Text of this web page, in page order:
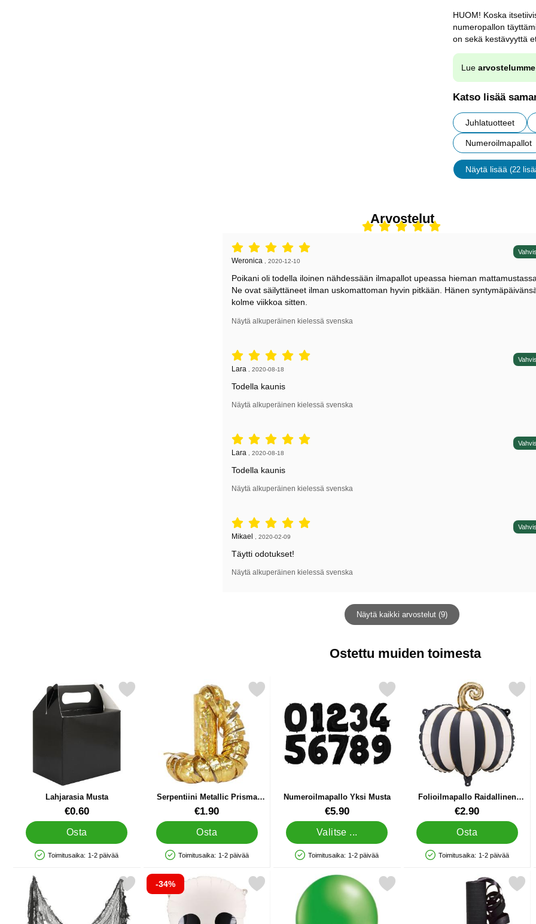
HUOM! Koska
numeropallon
on sekä kestävyyttä
Lue arvostelumme
Katso lisää
Juhlatuotteet
Numeroilmapallot
Näytä lisää (22
Arvostelut
Arvostelu: 5 tähdet / 5,
Arvostelun kirjoittaja:
Weronica , 2020-12-10
Poikani oli todella iloinen nähdessään ilmapallot upeassa hieman
Ne ovat säilyttäneet ilman uskomattoman hyvin pitkään. Hänen
kolme viikkoa sitten.
Näytä alkuperäinen kielessä svenska
Arvostelu: 5 tähdet / 5,
Arvostelun kirjoittaja:
Lara 2020-08-18
Todella kaunis
Näytä alkuperäinen kielessä svenska
Arvostelu: 5 tähdet / 5,
Arvostelun kirjoittaja:
Lara 2020-08-18
Todella kaunis
Näytä alkuperäinen kielessä svenska
Arvostelu: 5 tähdet / 5,
Arvostelun kirjoittaja:
Mikael 2020-02-09
Täytti odotukset!
Näytä alkuperäinen kielessä svenska
Näytä kaikki arvostelut (9)
Ostettu muiden toimesta
Lahjarasia Musta
Tuote.nro 29599€0.60
Osta
Saatavuus: Varastossa
Toimitusaika: 1-2 päivää
Merkitse lahjarasia Musta suosikiksi
Serpentiini Metallic Prisma
Kulta
Tuote.nro 9764€1.90
Osta
Saatavuus: Varastossa
Toimitusaika: 1-2 päivää
Merkitse serpentiini Metallic Prisma Kulta suosikiksi
Numeroilmapallo Yksi Musta
Tuote.nro 5756€5.90
Valitse ...
Saatavuus: Varastossa
Toimitusaika: 1-2 päivää
Merkitse numeroilmapallo Yksi Musta suosikiksi
Folioilmapallo Raidallinen
Kurpitsa Mustavalkoinen
Tuote.nro 88502€2.90
Osta
Saatavuus: Varastossa
Toimitusaika: 1-2 päivää
Merkitse folioilmapallo Raidallinen
Merkitse koristekangas Terror suosikiksi
-34% Merkitse folioilmapallo Pääkallo suosikiksiMerkitse metallic Ilmapallot Vihreä suosikiksiMerkitse musta